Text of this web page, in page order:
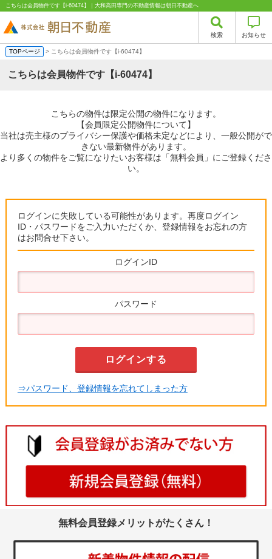
こちらは会員物件です【i-60474】｜大和高田専門の不動産情報は朝日不動産へ
検索 お知らせ
TOPページ > こちらは会員物件です【i-60474】
こちらは会員物件です【i-60474】
こちらの物件は限定公開の物件になります。
【会員限定公開物件について】
当社は売主様のプライバシー保護や価格未定などにより、一般公開がで
きない最新物件があります。
より多くの物件をご覧になりたいお客様は「無料会員」にご登録くださ
い。
ログインに失敗している可能性があります。再度ログイン
ID・パスワードをご入力いただくか、登録情報をお忘れの方
はお問合せ下さい。
ログインID
パスワード
⇒パスワード、登録情報を忘れてしまった方
無料会員登録メリットがたくさん！